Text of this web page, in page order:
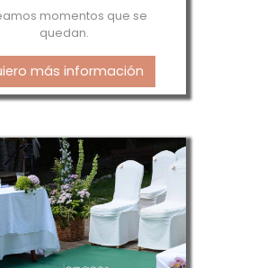
momentos que se
quedan.
más información